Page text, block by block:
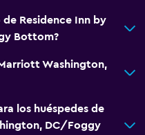
Residence Inn by
Bottom?
Washington,
los huéspedes de
DC/Foggy